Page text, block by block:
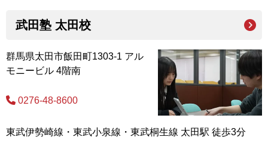
武田塾 太田校
群馬県太田市飯田町1303-1 アル
モニービル 4階南
0276-48-8600
東武伊勢崎線・東武小泉線・東武桐生線 太田駅 徒歩3分